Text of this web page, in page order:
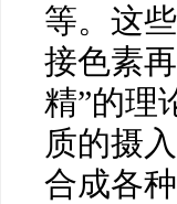
等。这
接色素
精”的理
质的摄
合成各